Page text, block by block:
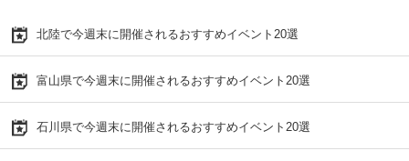
北陸で今週末に開催されるおすすめイベント20選
富山県で今週末に開催されるおすすめイベント20選
石川県で今週末に開催されるおすすめイベント20選